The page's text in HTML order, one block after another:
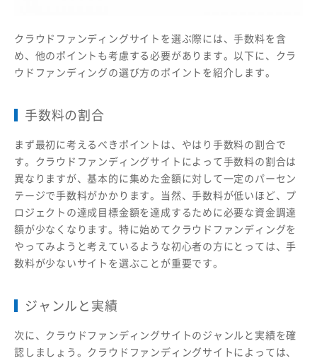
クラウドファンディングサイトを選ぶ際には、手数料を含
め、他のポイントも考慮する必要があります。以下に、クラ
ウドファンディングの選び方のポイントを紹介します。
手数料の割合
まず最初に考えるべきポイントは、やはり手数料の割合で
す。クラウドファンディングサイトによって手数料の割合は
異なりますが、基本的に集めた金額に対して一定のパーセン
テージで手数料がかかります。当然、手数料が低いほど、プ
ロジェクトの達成目標金額を達成するために必要な資金調達
額が少なくなります。特に始めてクラウドファンディングを
やってみようと考えているような初心者の方にとっては、手
数料が少ないサイトを選ぶことが重要です。
ジャンルと実績
次に、クラウドファンディングサイトのジャンルと実績を確
認しましょう。クラウドファンディングサイトによっては、